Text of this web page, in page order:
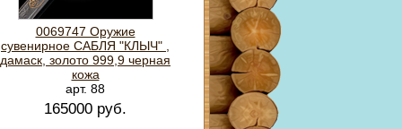
0069747 Оружие
сувенирное САБЛЯ "КЛЫЧ" ,
дамаск, золото 999,9 черная
кожа
арт. 88
165000 руб.